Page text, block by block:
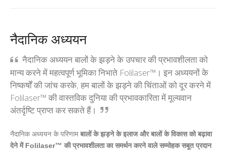
नैदानिक अध्ययन
नैदानिक अध्ययन बालों के झड़ने के उपचार की प्रभावशीलता को
मान्य करने में महत्वपूर्ण भूमिका निभाते Folilaser™। इन अध्ययनों के
निष्कर्षों की जांच करके, हम बालों के झड़ने की चिंताओं को दूर करने में
Folilaser™ की वास्तविक दुनिया की प्रभावकारिता में मूल्यवान
अंतर्दृष्टि प्राप्त कर सकते हैं।
नैदानिक अध्ययन के परिणामबालों के झड़ने के इलाज और बालों के विकास को बढ़ावा
देने में Folilaser™ की प्रभावशीलता का समर्थन करने वाले सम्मोहक सबूत प्रदान